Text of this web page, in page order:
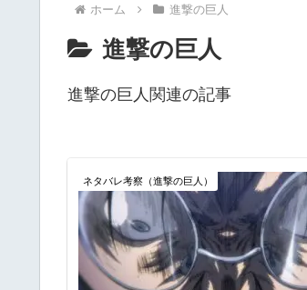
ホーム 進撃の巨人
進撃の巨人
進撃の巨人関連の記事
ネタバレ考察（進撃の巨人）